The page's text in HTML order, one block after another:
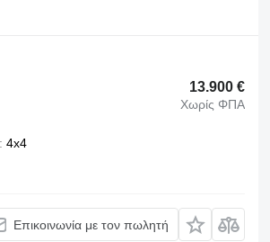
13.900 €
Χωρίς ΦΠΑ
4x4
Επικοινωνία με τον πωλητή